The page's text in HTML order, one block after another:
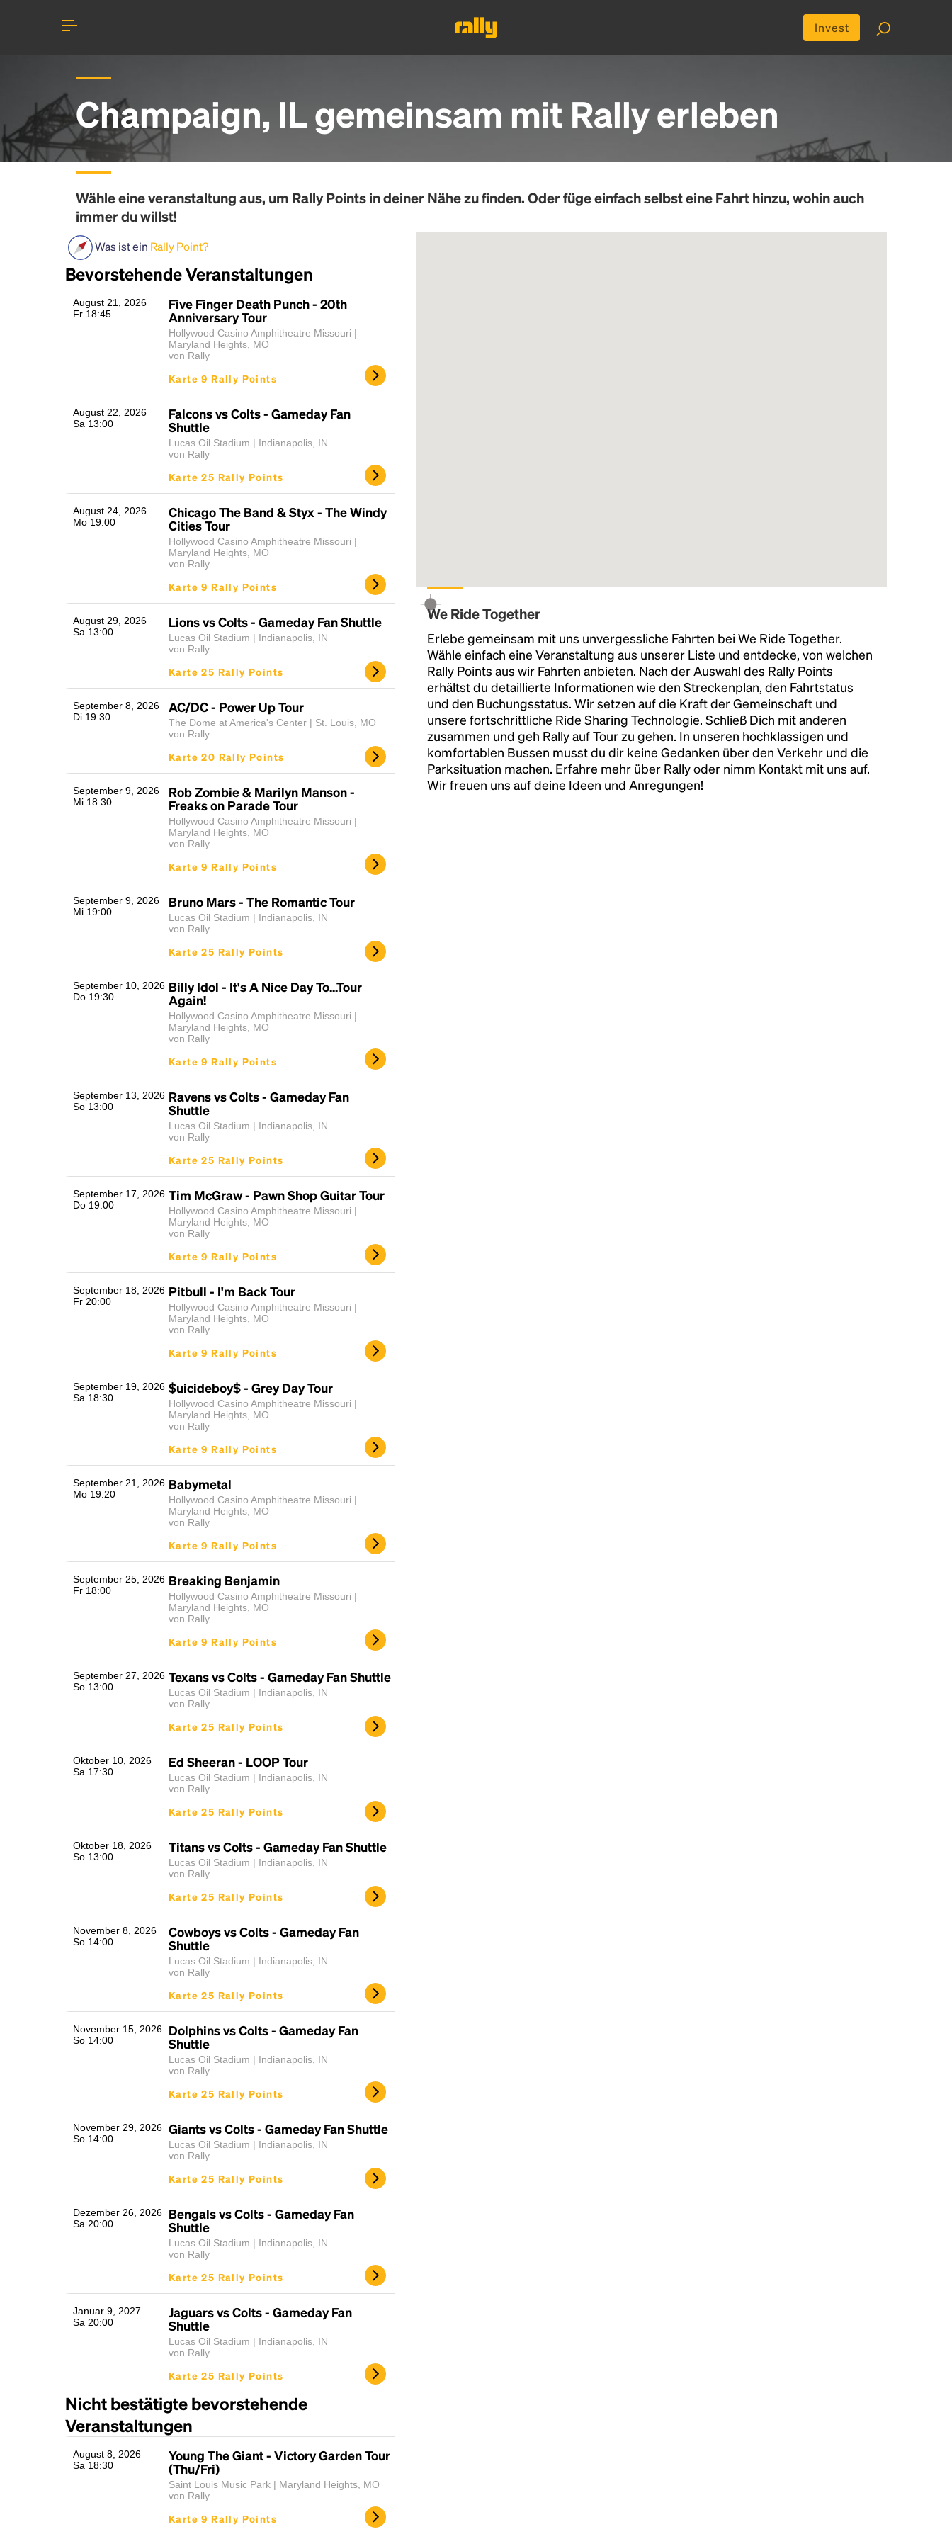
Invest
Champaign, IL gemeinsam mit Rally erleben
Wähle eine veranstaltung aus, um Rally Pointsin deiner Nähe zu finden. Oder füge einfach selbst eine Fahrt hinzu, wohin auch
immer du willst!
Was ist ein Rally Point?
Bevorstehende Veranstaltungen
August 21, 2026
Fr 18:45
Five Finger Death Punch - 20th
Anniversary Tour
Hollywood Casino Amphitheatre Missouri |
Maryland Heights, MO
von Rally
Karte 9 Rally Points
August 22, 2026
Sa 13:00
Falcons vs Colts - Gameday Fan
Shuttle
Lucas Oil Stadium | Indianapolis, IN
von Rally
Karte 25 Rally Points
August 24, 2026
Mo 19:00
Chicago The Band & Styx - The Windy
Cities Tour
Hollywood Casino Amphitheatre Missouri |
Maryland Heights, MO
von Rally
Karte 9 Rally Points
August 29, 2026
Sa 13:00
Lions vs Colts - Gameday Fan Shuttle
Lucas Oil Stadium | Indianapolis, IN
von Rally
Karte 25 Rally Points
September 8, 2026
Di 19:30
AC/DC - Power Up Tour
The Dome at America's Center | St. Louis, MO
von Rally
Karte 20 Rally Points
September 9, 2026
Mi 18:30
Rob Zombie & Marilyn Manson -
Freaks on Parade Tour
Hollywood Casino Amphitheatre Missouri |
Maryland Heights, MO
von Rally
Karte 9 Rally Points
September 9, 2026
Mi 19:00
Bruno Mars - The Romantic Tour
Lucas Oil Stadium | Indianapolis, IN
von Rally
Karte 25 Rally Points
September 10, 2026
Do 19:30
Billy Idol - It's A Nice Day To...Tour
Again!
Hollywood Casino Amphitheatre Missouri |
Maryland Heights, MO
von Rally
Karte 9 Rally Points
September 13, 2026
So 13:00
Ravens vs Colts - Gameday Fan
Shuttle
Lucas Oil Stadium | Indianapolis, IN
von Rally
Karte 25 Rally Points
September 17, 2026
Do 19:00
Tim McGraw - Pawn Shop Guitar Tour
Hollywood Casino Amphitheatre Missouri |
Maryland Heights, MO
von Rally
Karte 9 Rally Points
September 18, 2026
Fr 20:00
Pitbull - I'm Back Tour
Hollywood Casino Amphitheatre Missouri |
Maryland Heights, MO
von Rally
Karte 9 Rally Points
September 19, 2026
Sa 18:30
$uicideboy$ - Grey Day Tour
Hollywood Casino Amphitheatre Missouri |
Maryland Heights, MO
von Rally
Karte 9 Rally Points
September 21, 2026
Mo 19:20
Babymetal
Hollywood Casino Amphitheatre Missouri |
Maryland Heights, MO
von Rally
Karte 9 Rally Points
September 25, 2026
Fr 18:00
Breaking Benjamin
Hollywood Casino Amphitheatre Missouri |
Maryland Heights, MO
von Rally
Karte 9 Rally Points
September 27, 2026
So 13:00
Texans vs Colts - Gameday Fan Shuttle
Lucas Oil Stadium | Indianapolis, IN
von Rally
Karte 25 Rally Points
Oktober 10, 2026
Sa 17:30
Ed Sheeran - LOOP Tour
Lucas Oil Stadium | Indianapolis, IN
von Rally
Karte 25 Rally Points
Oktober 18, 2026
So 13:00
Titans vs Colts - Gameday Fan Shuttle
Lucas Oil Stadium | Indianapolis, IN
von Rally
Karte 25 Rally Points
November 8, 2026
So 14:00
Cowboys vs Colts - Gameday Fan
Shuttle
Lucas Oil Stadium | Indianapolis, IN
von Rally
Karte 25 Rally Points
November 15, 2026
So 14:00
Dolphins vs Colts - Gameday Fan
Shuttle
Lucas Oil Stadium | Indianapolis, IN
von Rally
Karte 25 Rally Points
November 29, 2026
So 14:00
Giants vs Colts - Gameday Fan Shuttle
Lucas Oil Stadium | Indianapolis, IN
von Rally
Karte 25 Rally Points
Dezember 26, 2026
Sa 20:00
Bengals vs Colts - Gameday Fan
Shuttle
Lucas Oil Stadium | Indianapolis, IN
von Rally
Karte 25 Rally Points
Januar 9, 2027
Sa 20:00
Jaguars vs Colts - Gameday Fan
Shuttle
Lucas Oil Stadium | Indianapolis, IN
von Rally
Karte 25 Rally Points
Nicht bestätigte bevorstehende
Veranstaltungen
August 8, 2026
Sa 18:30
Young The Giant - Victory Garden Tour
(Thu/Fri)
Saint Louis Music Park | Maryland Heights, MO
von Rally
Karte 9 Rally Points
We Ride Together
Erlebe gemeinsam mit uns unvergessliche Fahrten bei We Ride Together.
Wähle einfach eine Veranstaltung aus unserer Liste und entdecke, von welchen
Rally Points aus wir Fahrten anbieten. Nach der Auswahl des Rally Points
erhältst du detaillierte Informationen wie den Streckenplan, den Fahrtstatus
und den Buchungsstatus. Wir setzen auf die Kraft der Gemeinschaft und
unsere fortschrittliche Ride Sharing Technologie. Schließ Dich mit anderen
zusammen und geh Rally auf Tour zu gehen. In unseren hochklassigen und
komfortablen Bussen musst du dir keine Gedanken über den Verkehr und die
Parksituation machen. Erfahre mehr über Rally oder nimm Kontakt mit uns auf.
Wir freuen uns auf deine Ideen und Anregungen!
printing and typesetting industry.
Ipsum has been the industry's standard
dummy text ever since the 1500s, when an
scrambled it to make a type specimen book. It
the leap into electronic typesetting, remaining